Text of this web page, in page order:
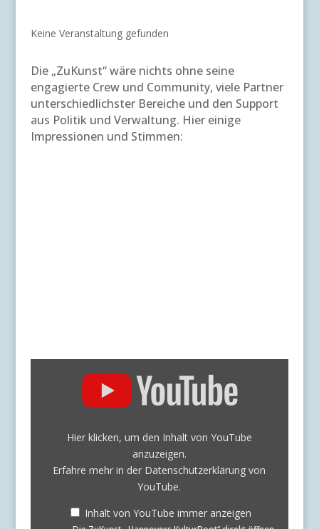
Keine Veranstaltung gefunden
Die „ZuKunst“ wäre nichts ohne seine
engagierte Crew und Community, viele Partner
unterschiedlichster Bereiche und den Support
aus Politik und Verwaltung. Hier einige
Impressionen und Stimmen:
YouTubeHier klicken, um den Inhalt von YouTube
anzuzeigen.
Erfahre mehr in der Datenschutzerklärung von
YouTube.
Inhalt von YouTube immer anzeigen